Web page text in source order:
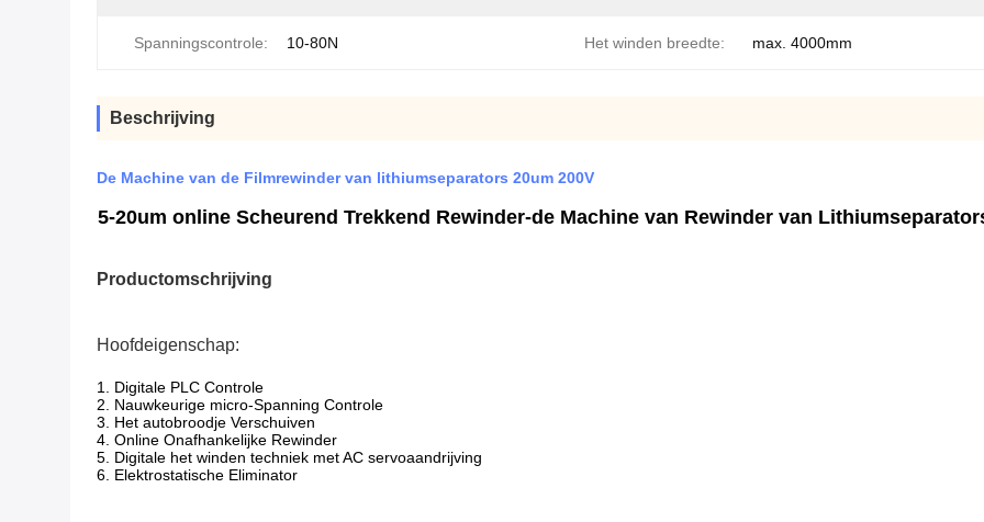
Spanningscontrole: 10-80N Het winden breedte: max. 4000mm
Beschrijving
De Machine van de Filmrewinder van lithiumseparators 20um 200V
5-20um online Scheurend Trekkend Rewinder-de Machine van Rewinder van
Productomschrijving
Hoofdeigenschap:
1. Digitale PLC Controle
2. Nauwkeurige micro-Spanning Controle
3. Het autobroodje Verschuiven
4. Online Onafhankelijke Rewinder
5. Digitale het winden techniek met AC servoaandrijving
6. Elektrostatische Eliminator